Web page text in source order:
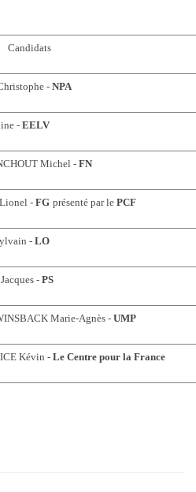
Candidats
- NPA
- EELV
Michel - FN
- FG présenté par le PCF
- LO
- PS
Marie-Agnès -UMP
Kévin - Le Centre pour la France